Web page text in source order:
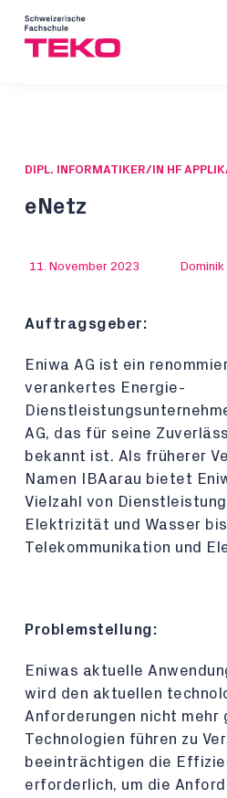
DIPL. INFORMATIKER/IN HF
eNetz
11. November 2023
Auftragsgeber:
Eniwa AG ist ein
verankertes Energie-
AG, das für seine
bekannt ist. Als früherer
Namen IBAarau bietet
Vielzahl von
Elektrizität und Wasser bis
Telekommunikation und
Problemstellung:
Eniwas aktuelle
wird den aktuellen
Anforderungen nicht mehr
Technologien führen zu
beeinträchtigen die
erforderlich, um die